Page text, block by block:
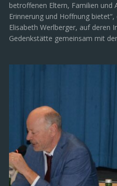
betroffenen Eltern, Familien und
Erinnerung und Hoffnung
Elisabeth Werlberger, auf deren
Gedenkstätte gemeinsam mit